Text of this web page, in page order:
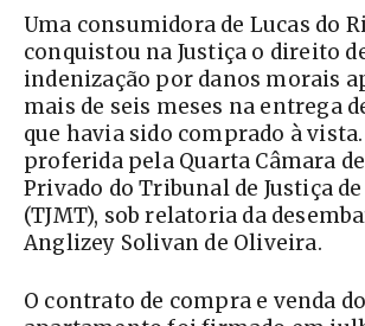
Uma consumidora de Lucas do
conquistou na Justiça o direito
indenização por danos morais
mais de seis meses na entrega
que havia sido comprado à
proferida pela Quarta Câmara
Privado do Tribunal de Justiça
(TJMT), sob relatoria da
Anglizey Solivan de Oliveira.
O contrato de compra e venda do